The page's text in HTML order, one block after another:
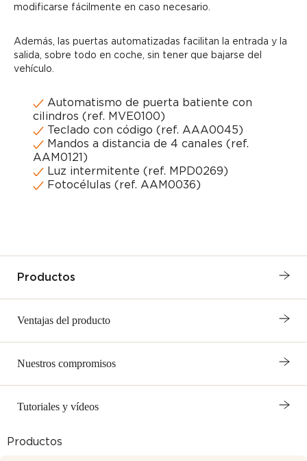
modificarse fácilmente en caso necesario.
Además, las puertas automatizadas facilitan la entrada y la
salida, sobre todo en coche, sin tener que bajarse del
vehículo.
Automatismo de puerta batiente con
cilindros (ref. MVE0100)
Teclado con código (ref. AAA0045)
Mandos a distancia de 4 canales (ref.
AAM0121)
Luz intermitente (ref. MPD0269)
Fotocélulas (ref. AAM0036)
Productos
Ventajas del producto
Nuestros compromisos
Tutoriales y vídeos
Productos